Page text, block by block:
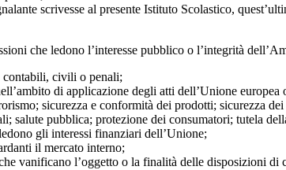
scrivesse al presente Istituto Scolastico,
che ledono l’interesse pubblico o l’integrità
civili o penali;
di applicazione degli atti dell’Unione
sicurezza e conformità dei prodotti; sicurezza
salute pubblica; protezione dei consumatori; tutela
gli interessi finanziari dell’Unione;
il mercato interno;
vanificano l’oggetto o la finalità delle disposizioni di